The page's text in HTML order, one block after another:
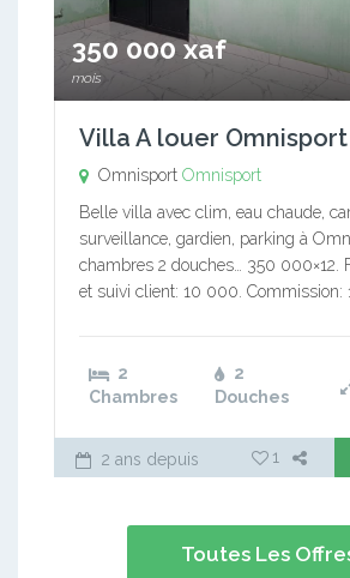
350 000 xaf
mois
Villa A louer Omnisport
Omnisport Omnisport
Belle villa avec clim, eau chaude,
surveillance, gardien, parking à
chambres 2 douches… 350 000×12.
et suivi client: 10 000. Commission:
2
Chambres
2
Douches
2 ans depuis 1
Toutes Les